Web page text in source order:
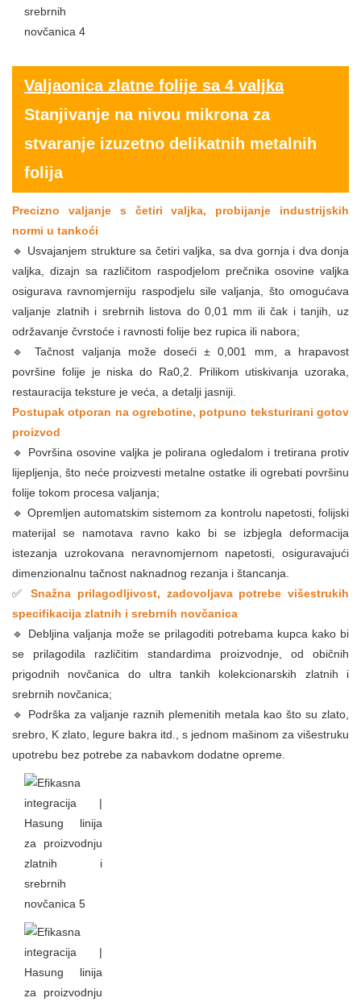
Valjaonica zlatne folije sa 4 valjka
Stanjivanje na nivou mikrona za
stvaranje izuzetno delikatnih metalnih
folija
Precizno valjanje s četiri valjka, probijanje industrijskih
normi u tankoći
🔹 Usvajanjem strukture sa četiri valjka, sa dva gornja i dva donja
valjka, dizajn sa različitom raspodjelom prečnika osovine valjka
osigurava ravnomjerniju raspodjelu sile valjanja, što omogućava
valjanje zlatnih i srebrnih listova do 0,01 mm ili čak i tanjih, uz
održavanje čvrstoće i ravnosti folije bez rupica ili nabora;
🔹 Tačnost valjanja može doseći ± 0,001 mm, a hrapavost
površine folije je niska do Ra0,2. Prilikom utiskivanja uzoraka,
restauracija teksture je veća, a detalji jasniji.
Postupak otporan na ogrebotine, potpuno teksturirani gotov
proizvod
🔹 Površina osovine valjka je polirana ogledalom i tretirana protiv
lijepljenja, što neće proizvesti metalne ostatke ili ogrebati površinu
folije tokom procesa valjanja;
🔹 Opremljen automatskim sistemom za kontrolu napetosti, folijski
materijal se namotava ravno kako bi se izbjegla deformacija
istezanja uzrokovana neravnomjernom napetosti, osiguravajući
dimenzionalnu tačnost naknadnog rezanja i štancanja.
✅Snažna prilagodljivost, zadovoljava potrebe višestrukih
specifikacija zlatnih i srebrnih novčanica
🔹 Debljina valjanja može se prilagoditi potrebama kupca kako bi
se prilagodila različitim standardima proizvodnje, od običnih
prigodnih novčanica do ultra tankih kolekcionarskih zlatnih i
srebrnih novčanica;
🔹 Podrška za valjanje raznih plemenitih metala kao što su zlato,
srebro, K zlato, legure bakra itd., s jednom mašinom za višestruku
upotrebu bez potrebe za nabavkom dodatne opreme.